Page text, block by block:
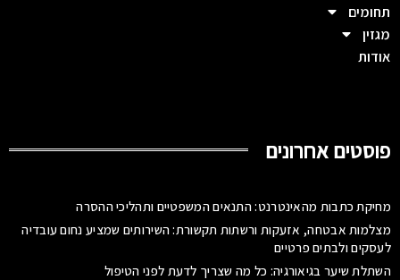
תחומים
מגזין
אודות
פוסטים אחרונים
מחיקת כתבות מהאינטרנט: התנאים המשפטיים ותהליכי ההסרה
מצלמות אבטחה, אזעקות ורשתות תקשורת: השירותים שמציע נחום עובדיה
לעסקים ולבתים פרטיים
השתלת שיער בגיאורגיה: כל מה שצריך לדעת לפני הטיפול